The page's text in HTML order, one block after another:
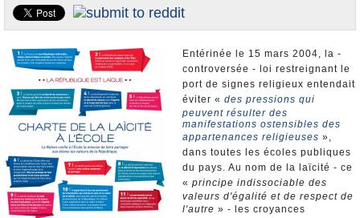
Nominations et Démissions
Elections européennes
Infos insolites
Entérinée le 15 mars 2004, la -
controversée - loi restreignant le
port de signes religieux entendait
éviter « des pressions qui
peuvent résulter des
manifestations ostensibles des
appartenances religieuses »,
dans toutes les écoles publiques
du pays. Au nom de la laïcité - ce
« principe indissociable des
valeurs d'égalité et de respect de
l'autre » - les croyances